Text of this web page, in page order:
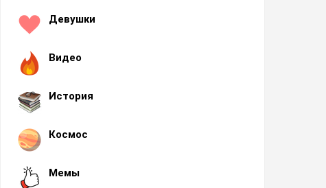
Девушки
Видео
История
Космос
Мемы